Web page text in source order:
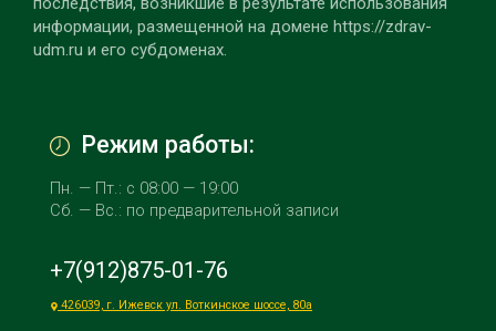
информации, размещенной на домене https://zdrav-
udm.ru и его субдоменах.
Режим работы:
Пн. — Пт.: с 08:00 — 19:00
Сб. — Вс.: по предварительной записи
+7(912)875-01-76
426039, г. Ижевск ул. Воткинское шоссе, 80а